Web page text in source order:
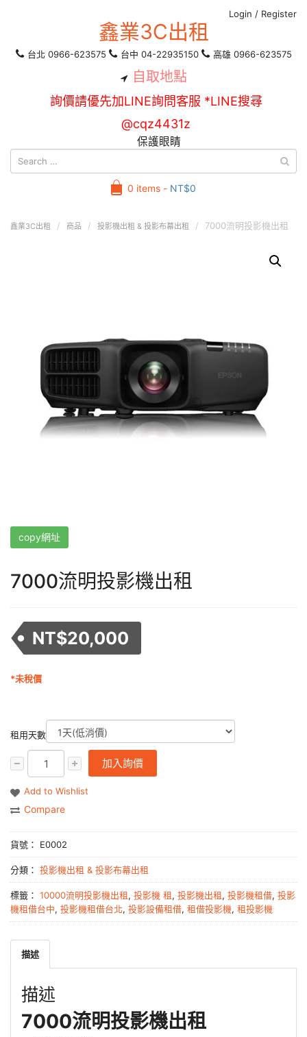
Login / Register
鑫業3C出租
台北 0966-623575 台中 04-22935150 高雄 0966-623575
自取地點
詢價請優先加LINE詢問客服 *LINE搜尋
@cqz4431z
保護眼睛
0 items - NT$0
鑫業3C出租 商品 投影機出租 & 投影布幕出租 7000流明投影機出租
copy網址
7000流明投影機出租
NT$20,000
*未稅價
租用天數
加入詢價
Add to Wishlist
Compare
貨號： E0002
分類： 投影機出租 & 投影布幕出租
標籤： 10000流明投影機出租, 投影機 租, 投影機出租, 投影機租借, 投影
機租借台中, 投影機租借台北, 投影設備租借, 租借投影機, 租投影機
描述
描述
7000流明投影機出租